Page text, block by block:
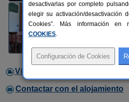
Video
Contactar con el alojamiento
desactivarlas por completo
elegir su activación/desactivación
Cookies”. Más información en
COOKIES.